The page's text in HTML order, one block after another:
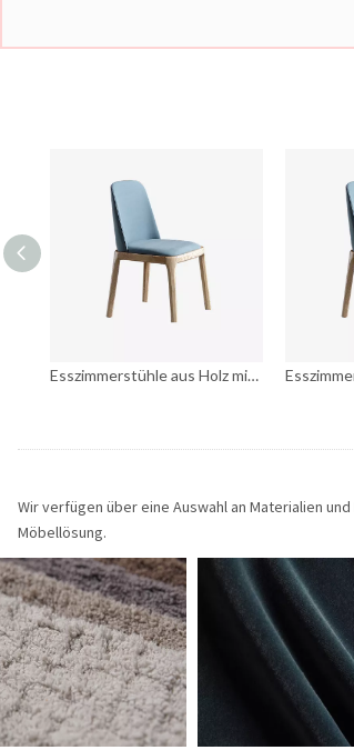
Esszimmerstühle aus Holz mit blauer gepolsterter Rückenlehne Esszimmerstühle aus Holz mit blauer gepolsterter Rückenlehne
Wir verfügen über eine Auswahl an Materialien
Möbellösung.